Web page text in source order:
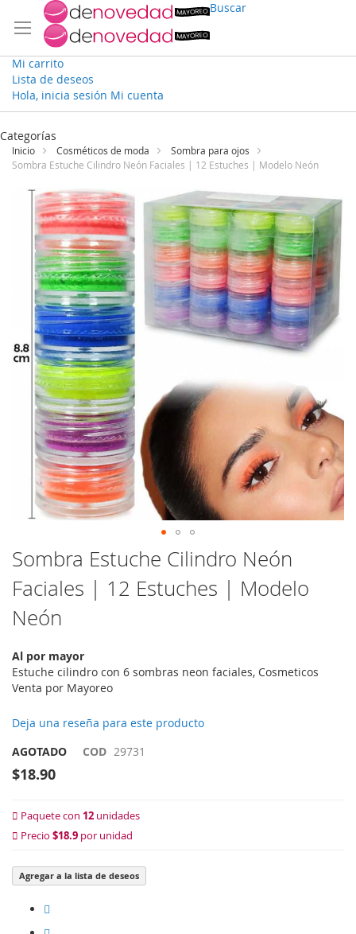
Buscar
Mi carrito
Lista de deseos
Hola, inicia sesión Mi cuenta
Ir
contenido
Categorías
Inicio Cosméticos de moda
Sombra para ojos
Sombra Estuche Cilindro Neón Faciales | 12 Estuches | Modelo Neón
Saltar
galería
imágenes
Saltar
al
comienzo
de
la
imágenes
Sombra Estuche Cilindro Neón
Faciales | 12 Estuches | Modelo
Neón
Al por mayor
Estuche cilindro con 6 sombras neon faciales, Cosmeticos
Venta por Mayoreo
Deja una reseña para este producto
AGOTADO
COD 29731
$18.90
Paquete con 12 unidades
Precio $18.9 por unidad
Agregar a la lista de deseos